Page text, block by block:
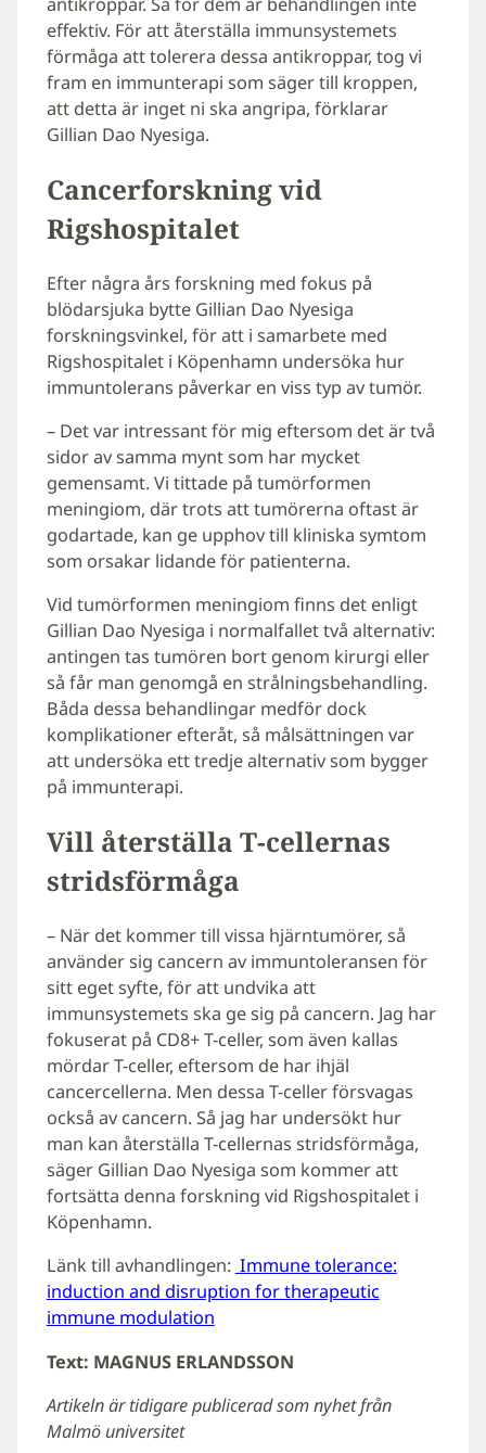
effektiv. För att återställa immunsystemets
förmåga att tolerera dessa antikroppar, tog vi
fram en immunterapi som säger till kroppen,
att detta är inget ni ska angripa, förklarar
Gillian Dao Nyesiga.
Cancerforskning vid
Rigshospitalet
Efter några års forskning med fokus på
blödarsjuka bytte Gillian Dao Nyesiga
forskningsvinkel, för att i samarbete med
Rigshospitalet i Köpenhamn undersöka hur
immuntolerans påverkar en viss typ av tumör.
– Det var intressant för mig eftersom det är två
sidor av samma mynt som har mycket
gemensamt. Vi tittade på tumörformen
meningiom, där trots att tumörerna oftast är
godartade, kan ge upphov till kliniska symtom
som orsakar lidande för patienterna.
Vid tumörformen meningiom finns det enligt
Gillian Dao Nyesiga i normalfallet två alternativ:
antingen tas tumören bort genom kirurgi eller
så får man genomgå en strålningsbehandling.
Båda dessa behandlingar medför dock
komplikationer efteråt, så målsättningen var
att undersöka ett tredje alternativ som bygger
på immunterapi.
Vill återställa T-cellernas
stridsförmåga
– När det kommer till vissa hjärntumörer, så
använder sig cancern av immuntoleransen för
sitt eget syfte, för att undvika att
immunsystemets ska ge sig på cancern. Jag har
fokuserat på CD8+ T-celler, som även kallas
mördar T-celler, eftersom de har ihjäl
cancercellerna. Men dessa T-celler försvagas
också av cancern. Så jag har undersökt hur
man kan återställa T-cellernas stridsförmåga,
säger Gillian Dao Nyesiga som kommer att
fortsätta denna forskning vid Rigshospitalet i
Köpenhamn.
Länk till avhandlingen: Immune tolerance:
induction and disruption for therapeutic
immune modulation
Text: MAGNUS ERLANDSSON
Artikeln är tidigare publicerad som nyhet från
Malmö universitet